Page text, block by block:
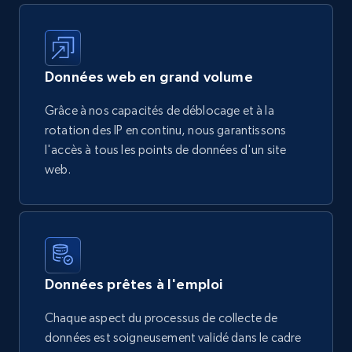
Données web en grand volume
Grâce à nos capacités de déblocage et à la
rotation des IP en continu, nous garantissons
l'accès à tous les points de données d'un site
web.
Données prêtes à l'emploi
Chaque aspect du processus de collecte de
données est soigneusement validé dans le cadre